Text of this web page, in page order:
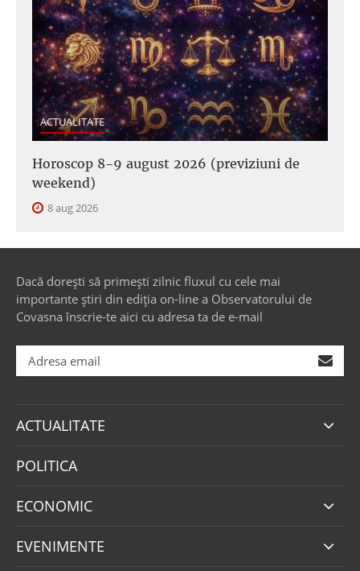
ACTUALITATE
Horoscop 8-9 august 2026 (previziuni de
weekend)
8 aug 2026
Dacă dorești să primești zilnic fluxul cu cele mai
importante știri din ediția on-line a Observatorului de
Covasna înscrie-te aici cu adresa ta de e-mail
ACTUALITATE
POLITICA
ECONOMIC
EVENIMENTE